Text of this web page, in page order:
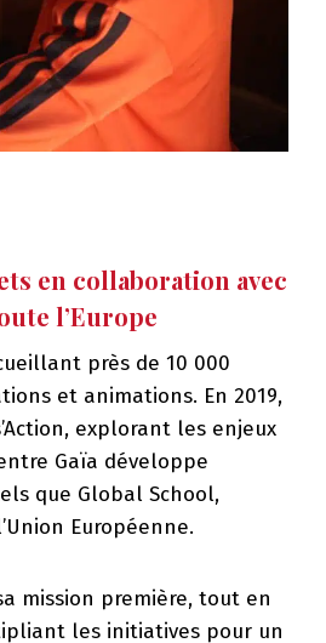
en collaboration avec
l’Europe
près de 10 000
et animations. En 2019,
explorant les enjeux
Gaïa développe
que Global School,
Européenne.
mission première, tout en
les initiatives pour un